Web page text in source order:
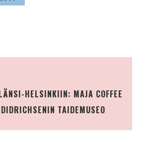
HELSINKIIN: MAJA COFFEE
TAIDEMUSEO